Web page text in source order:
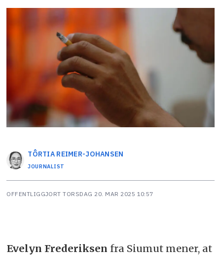
TÔRTIA REIMER-JOHANSEN
JOURNALIST
OFFENTLIGGJORT TORSDAG 20. MAR 2025 10:57
Evelyn Frederiksen fra Siumut mener, at